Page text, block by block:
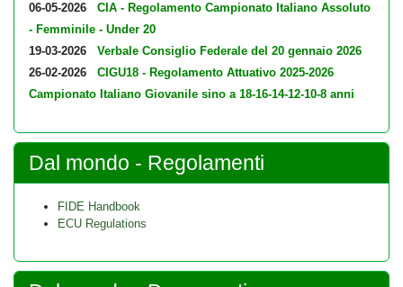
06-05-2026
CIA - Regolamento Campionato Italiano Assoluto
- Femminile - Under 20
19-03-2026
Verbale Consiglio Federale del 20 gennaio 2026
26-02-2026
CIGU18 - Regolamento Attuativo 2025-2026
Campionato Italiano Giovanile sino a 18-16-14-12-10-8 anni
Dal mondo - Regolamenti
FIDE Handbook
ECU Regulations